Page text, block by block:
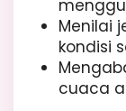
Menilai
kondisi
cuaca